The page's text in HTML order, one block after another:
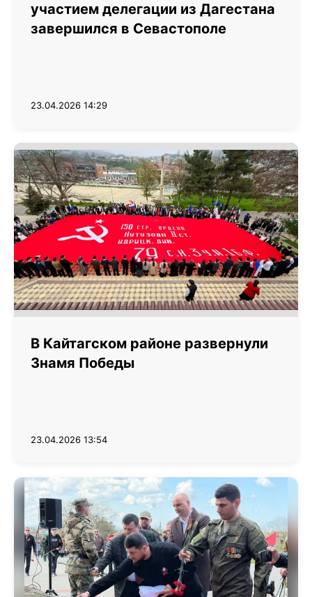
участием делегации из Дагестана
завершился в Севастополе
23.04.2026 14:29
В Кайтагском районе развернули
Знамя Победы
23.04.2026 13:54